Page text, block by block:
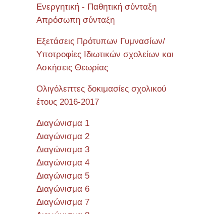
Ενεργητική - Παθητική σύνταξη
Απρόσωπη σύνταξη
Εξετάσεις Πρότυπων Γυμνασίων/
Υποτροφίες Ιδιωτικών σχολείων και
Ασκήσεις Θεωρίας
Ολιγόλεπτες δοκιμασίες σχολικού
έτους 2016-2017
Διαγώνισμα 1
Διαγώνισμα 2
Διαγώνισμα 3
Διαγώνισμα 4
Διαγώνισμα 5
Διαγώνισμα 6
Διαγώνισμα 7